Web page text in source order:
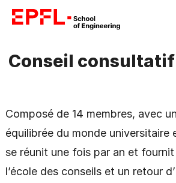
Conseil consultatif
Composé de 14 membres, avec
équilibrée du monde universitaire
se réunit une fois par an et
l’école des conseils et un retour